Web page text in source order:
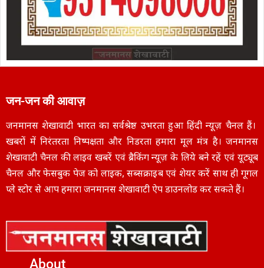
जन-जन की आवाज़
जनमानस शेखावाटी भारत का सर्वश्रेष्ठ उभरता हुआ हिंदी न्यूज़ चैनल हैं।
खबरों में निरंतरता निष्पक्षता और निडरता हमारा मूल मंत्र है। जनमानस
शेखावाटी चैनल की लाइव खबरें एवं ब्रैकिंग न्यूज़ के लिये बने रहें एवं यूट्यूब
चैनल और फेसबुक पेज को लाइक, सब्सक्राइब एवं शेयर करें साथ ही गूगल
प्ले स्टोर से आप हमारा जनमानस शेखावाटी ऐप डाउनलोड कर सकते हैं।
About